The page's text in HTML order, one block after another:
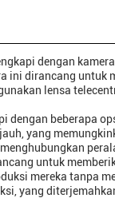
dengan
ini dirancang untuk
lensa
dengan beberapa
yang
untuk
mereka tanpa
yang